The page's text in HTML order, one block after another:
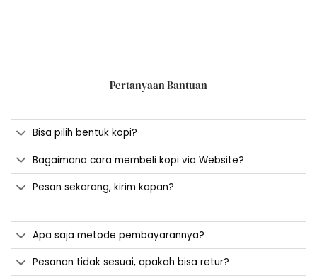
Pertanyaan Bantuan
Bisa pilih bentuk kopi?
Bagaimana cara membeli kopi via Website?
Pesan sekarang, kirim kapan?
Apa saja metode pembayarannya?
Pesanan tidak sesuai, apakah bisa retur?